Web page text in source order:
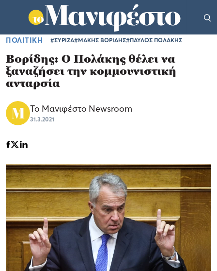
ΠΟΛΙΤΙΚΗ #ΣΥΡΙΖΑ#ΜΑΚΗΣ ΒΟΡΙΔΗΣ#ΠΑΥΛΟΣ ΠΟΛΑΚΗΣ
Βορίδης: Ο Πολάκης θέλει να
ξαναζήσει την κομμουνιστική
ανταρσία
Το Μανιφέστο Newsroom
31.3.2021